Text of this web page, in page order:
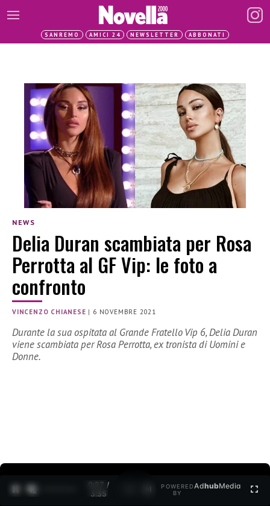
SANREMO AMICI 24 NEWSLETTER ABBONATI
NEWS
Delia Duran scambiata per Rosa
Perrotta al GF Vip: le foto a
confronto
VINCENZO CHIANESE | 6 NOVEMBRE 2021
Durante la sua ospitata al Grande Fratello Vip 6, Delia Duran
viene scambiata per Rosa Perrotta, ex tronista di Uomini e
Donne.
0:27 /
3:35
POWERED
BY
AdhubMedia